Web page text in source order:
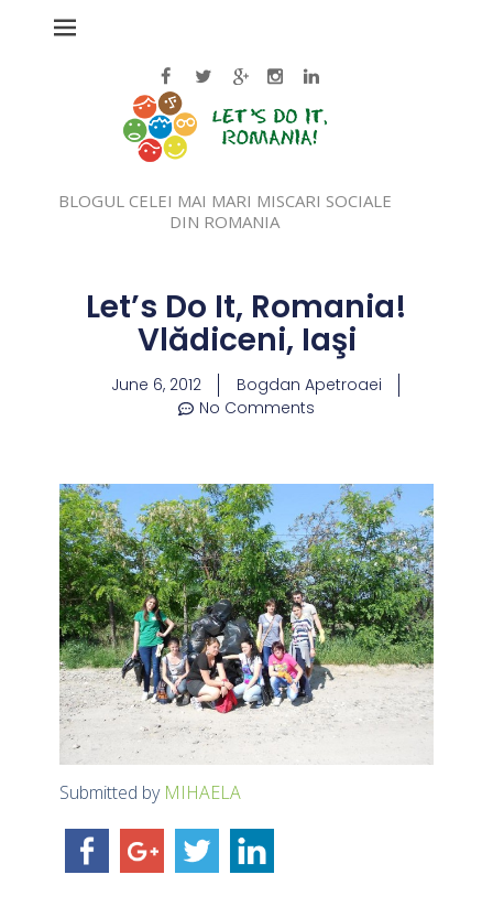
BLOGUL CELEI MAI MARI MISCARI SOCIALE
DIN ROMANIA
Let’s Do It, Romania!
Vlădiceni, Iaşi
June 6, 2012
Bogdan Apetroaei
No Comments
Submitted by MIHAELA